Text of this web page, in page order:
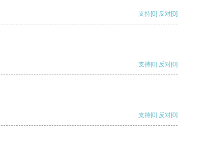
支持[0] 反对[0]
支持[0] 反对[0]
支持[0] 反对[0]